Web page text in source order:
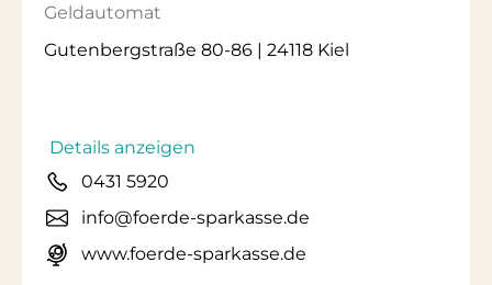
Geldautomat
Gutenbergstraße 80-86 | 24118 Kiel
Details anzeigen
0431 5920
info@foerde-sparkasse.de
www.foerde-sparkasse.de